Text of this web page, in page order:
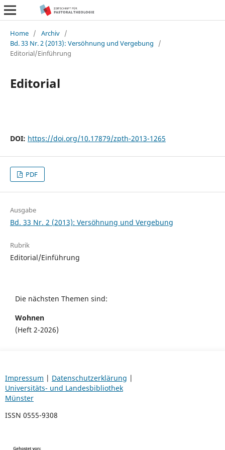
Home / Archiv /
Bd. 33 Nr. 2 (2013): Versöhnung und Vergebung
/
Editorial/Einführung
Editorial
DOI: https://doi.org/10.17879/zpth-2013-1265
PDF
Ausgabe
Bd. 33 Nr. 2 (2013): Versöhnung und Vergebung
Rubrik
Editorial/Einführung
Die nächsten Themen sind:
Wohnen
(Heft 2-2026)
Impressum | Datenschutzerklärung |
Universitäts- und Landesbibliothek
Münster
ISSN 0555-9308